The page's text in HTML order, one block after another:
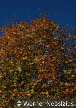
© Werner Nessizius